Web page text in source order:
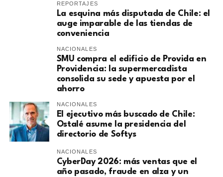
REPORTAJES
La esquina más disputada de Chile: el
auge imparable de las tiendas de
conveniencia
NACIONALES
SMU compra el edificio de Provida en
Providencia: la supermercadista
consolida su sede y apuesta por el
ahorro
NACIONALES
El ejecutivo más buscado de Chile:
Ostalé asume la presidencia del
directorio de Softys
NACIONALES
CyberDay 2026: más ventas que el
año pasado, fraude en alza y un